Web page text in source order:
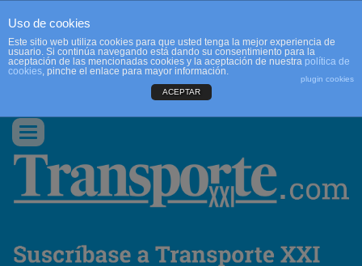
CONTACTO
Conmutar
navegación
Uso de cookies
Este sitio web utiliza cookies para que usted tenga la mejor experiencia de
usuario. Si continúa navegando está dando su consentimiento para la
aceptación de las mencionadas cookies y la aceptación de nuestra política de
cookies, pinche el enlace para mayor información.
plugin cookies
ACEPTAR